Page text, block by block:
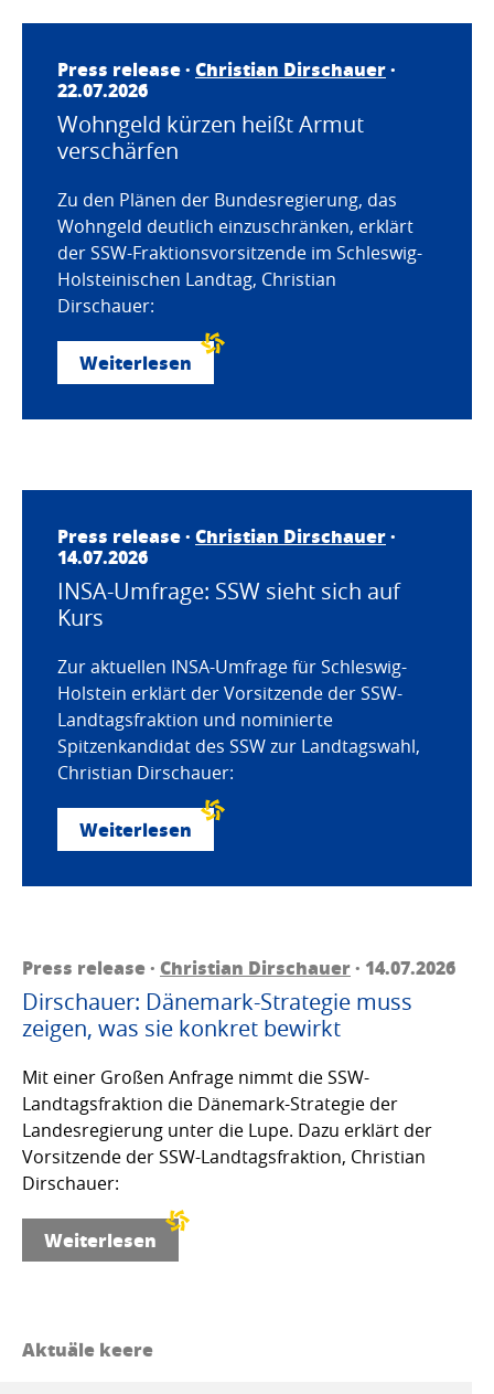
Press release · Christian Dirschauer·
22.07.2026
Wohngeld kürzen heißt Armut
verschärfen
Zu den Plänen der Bundesregierung, das
Wohngeld deutlich einzuschränken, erklärt
der SSW-Fraktionsvorsitzende im Schleswig-
Holsteinischen Landtag, Christian
Dirschauer:
Weiterlesen
Press release · Christian Dirschauer·
14.07.2026
INSA-Umfrage: SSW sieht sich auf
Kurs
Zur aktuellen INSA-Umfrage für Schleswig-
Holstein erklärt der Vorsitzende der SSW-
Landtagsfraktion und nominierte
Spitzenkandidat des SSW zur Landtagswahl,
Christian Dirschauer:
Weiterlesen
Press release · Christian Dirschauer· 14.07.2026
Dirschauer: Dänemark-Strategie muss
zeigen, was sie konkret bewirkt
Mit einer Großen Anfrage nimmt die SSW-
Landtagsfraktion die Dänemark-Strategie der
Landesregierung unter die Lupe. Dazu erklärt der
Vorsitzende der SSW-Landtagsfraktion, Christian
Dirschauer:
Weiterlesen
Aktuäle keere